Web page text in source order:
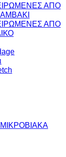
ΑΠΟ
ΑΠΟ